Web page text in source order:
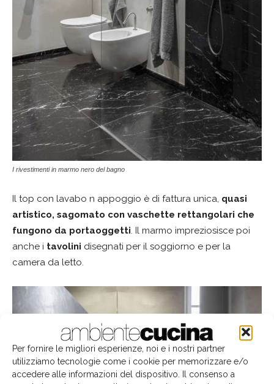
Per fornire le migliori esperienze, noi e i nostri partner
utilizziamo tecnologie come i cookie per memorizzare e/o
accedere alle informazioni del dispositivo. Il consenso a
I rivestimenti in marmo nero del bagno
Il top con lavabo n appoggio è di fattura unica, quasi
artistico, sagomato con vaschette rettangolari che
fungono da portaoggetti. Il marmo impreziosisce poi
anche i tavolini disegnati per il soggiorno e per la
camera da letto.